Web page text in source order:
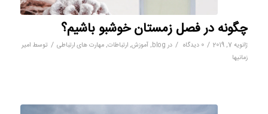
چگونه در فصل زمستان خوشبو باشیم؟
ژانویه 7, 2019 / 0 دیدگاه / در blog
,آموزش,ارتباطات,مهارت های ارتباطی / توسط امیر
زمانیها